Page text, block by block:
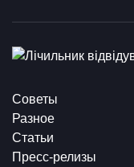
Советы
Разное
Статьи
Пресс-релизы